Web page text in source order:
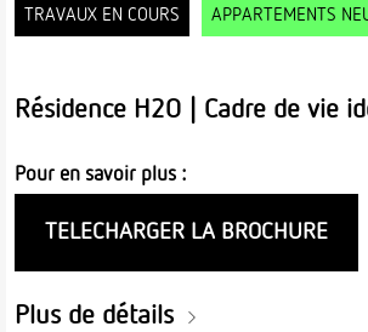
TRAVAUX EN COURS APPARTEMENTS
Résidence H2O | Cadre de vie
Pour en savoir plus :
TELECHARGER LA BROCHURE
Plus de détails